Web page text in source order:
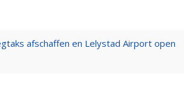
afschaffen en Lelystad Airport open